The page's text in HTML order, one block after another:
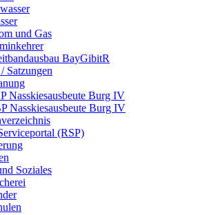
und Gas
BayGibitR
Satzungen
Nasskiesausbeute Burg IV
Nasskiesausbeute Burg IV
(RSP)
Soziales